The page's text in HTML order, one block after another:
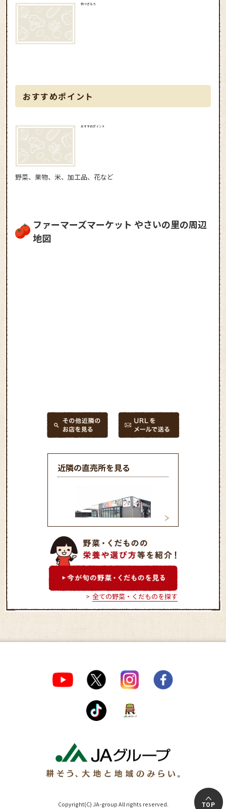
杵つきもち
おすすめポイント
おすすめポイント
野菜、果物、米、加工品、花など
ファーマーズマーケット やさいの里の周辺
地図
近隣の直売所を見る
ファーマーズマーケット や
さいの里 あいしょう館
ファーマーズマ
さいの里 二番館
全ての野菜・くだものを探す
Copyright(C) JA-group All rights reserved. TOP